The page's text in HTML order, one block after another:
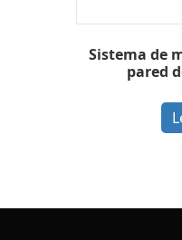
Sistema de
pared